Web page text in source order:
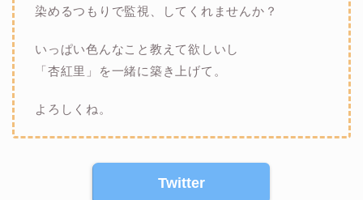
染めるつもりで監視、してくれませんか？
いっぱい色んなこと教えて欲しいし
「杏紅里」を一緒に築き上げて。
よろしくね。
Twitter